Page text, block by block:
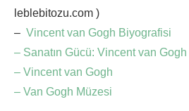
leblebitozu.com )
– Vincent van Gogh Biyografisi
– Sanatın Gücü: Vincent van Gogh
– Vincent van Gogh
– Van Gogh Müzesi